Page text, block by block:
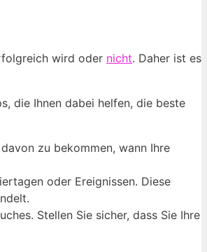
wird oder nicht. Daher ist es
die Ihnen dabei helfen, die beste
zu bekommen, wann Ihre
oder Ereignissen. Diese
Stellen Sie sicher, dass Sie Ihre